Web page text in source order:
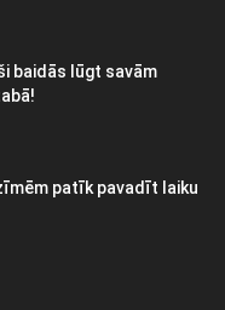
baidās lūgt savām
patīk pavadīt laiku